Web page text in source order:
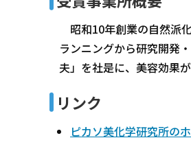
昭和10年創業の自然派
ランニングから研究開発
夫」を社是に、美容効果
リンク
ピカソ美化学研究所の